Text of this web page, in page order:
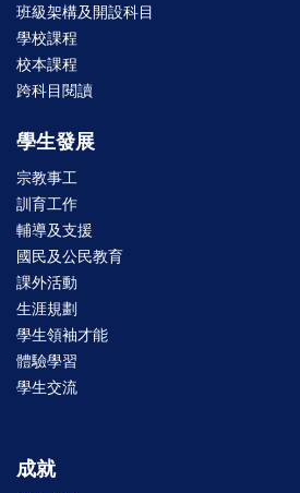
班級架構及開設科目
學校課程
校本課程
跨科目閱讀
學生發展
宗教事工
訓育工作
輔導及支援
國民及公民教育
課外活動
生涯規劃
學生領袖才能
體驗學習
學生交流
成就